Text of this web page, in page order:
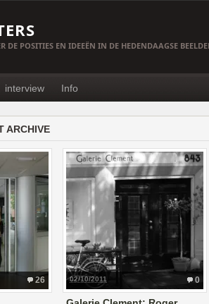
DE POSITIES EN IDEEËN IN DE HEDENDAAGSE
interview Info
ARCHIVE
26 0
02/10/2011